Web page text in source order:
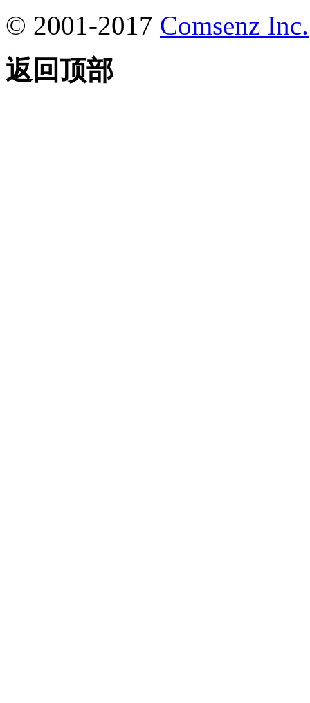
© 2001-2017 Comsenz Inc.
返回顶部